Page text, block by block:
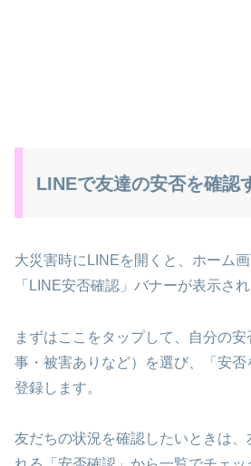
LINEで友達の安否を確認
大災害時にLINEを開くと、ホーム
「LINE安否確認」バナーが表示され
まずはここをタップして、自分の
事・被害ありなど）を選び、「安
登録します。
友だちの状況を確認したいときは、